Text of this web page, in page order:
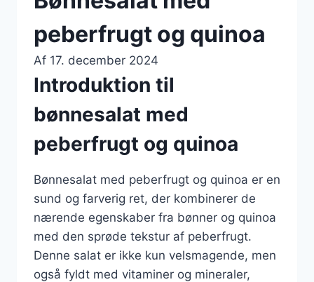
peberfrugt og quinoa
Af 17. december 2024
Introduktion til
bønnesalat med
peberfrugt og quinoa
Bønnesalat med peberfrugt og quinoa er en
sund og farverig ret, der kombinerer de
nærende egenskaber fra bønner og quinoa
med den sprøde tekstur af peberfrugt.
Denne salat er ikke kun velsmagende, men
også fyldt med vitaminer og mineraler,